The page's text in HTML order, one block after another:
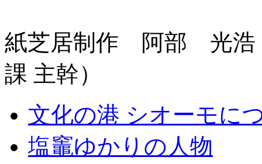
紙芝居制作 阿部 光浩
課 主幹）
文化の港 シオーモに
塩竈ゆかりの人物